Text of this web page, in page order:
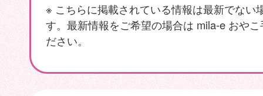
※ こちらに掲載されている情報は最新でない
す。最新情報をご希望の場合は mila-e おや
ださい。